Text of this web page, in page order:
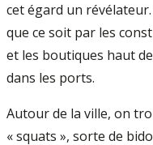
cet égard un
que ce soit par les
et les boutiques haut
dans les ports.
Autour de la ville, on
« squats », sorte de